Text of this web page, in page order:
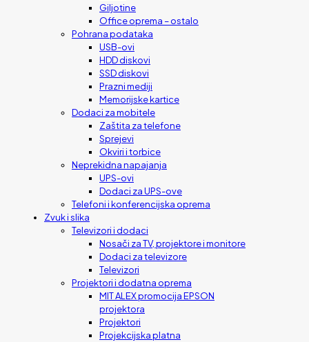
Giljotine
Office oprema – ostalo
Pohrana podataka
USB-ovi
HDD diskovi
SSD diskovi
Prazni mediji
Memorijske kartice
Dodaci za mobitele
Zaštita za telefone
Sprejevi
Okviri i torbice
Neprekidna napajanja
UPS-ovi
Dodaci za UPS-ove
Telefoni i konferencijska oprema
Zvuk i slika
Televizori i dodaci
Nosači za TV, projektore i monitore
Dodaci za televizore
Televizori
Projektori i dodatna oprema
MIT ALEX promocija EPSON
projektora
Projektori
Projekcijska platna